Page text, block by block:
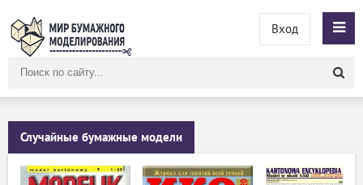
сайту
Вход
Случайные бумажные модели